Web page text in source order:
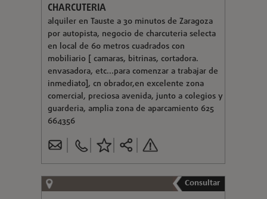
CHARCUTERIA
alquiler en Tauste a 30 minutos de Zaragoza
por autopista, negocio de charcuteria selecta
en local de 60 metros cuadrados con
mobiliario [ camaras, bitrinas, cortadora.
envasadora, etc...para comenzar a trabajar de
inmediato], cn obrador,en excelente zona
comercial, preciosa avenida, junto a colegios y
guarderia, amplia zona de aparcamiento 625
664356
Consultar